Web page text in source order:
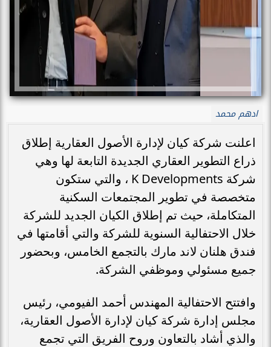
ادهم محمد
اعلنت شركة كيان لإدارة الأصول العقارية إطلاق
ذراع التطوير العقاري الجديدة التابعة لها وهي
شركة K Developments ، والتي ستكون
متخصصة في تطوير المجتمعات السكنية
المتكاملة، حيث تم إطلاق الكيان الجديد للشركة
خلال الاحتفالية السنوية للشركة والتي أقامتها في
فندق هلنان لاند مارك بالتجمع الخامس، وبحضور
جميع مسئولي وموظفي الشركة.
وافتتح الاحتفالية المهندس أحمد الفيومي، رئيس
مجلس إدارة شركة كيان لإدارة الأصول العقارية،
والذي أشاد بالتعاون وروح الفريق التي تجمع